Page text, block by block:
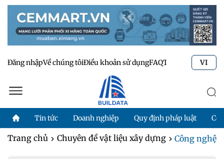
Đăng nhậpVề chúng tôiĐiều khoản sử dụngFAQTư vấn kỹ thuật
VI
Tin tức Doanh nghiệp Quy định pháp luật
Trang chủ Chuyên đề vật liệu xây dựng Công nghệ